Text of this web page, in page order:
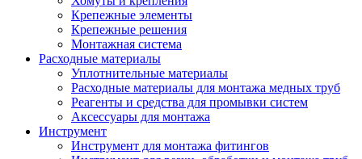
Крепежные элементы
Крепежные решения
Монтажная система
Расходные материалы
Уплотнительные материалы
Расходные материалы для монтажа медных труб
Реагенты и средства для промывки систем
Аксессуары для монтажа
Инструмент
Инструмент для монтажа фитингов